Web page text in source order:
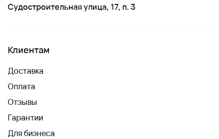
Судостроительная улица, 17, п. 3
Клиентам
Доставка
Оплата
Отзывы
Гарантии
Для бизнеса